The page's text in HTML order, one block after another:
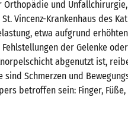
Orthopädie und
Vincenz-Krankenhaus des
etwa aufgrund
der Gelenke
abgenutzt ist,
sind Schmerzen und
betroffen sein: Finger,